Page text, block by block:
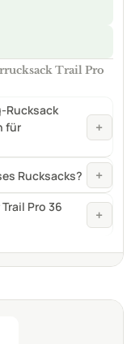
Trail Pro
Rucksack
für
+
Rucksacks? +
Pro 36
+